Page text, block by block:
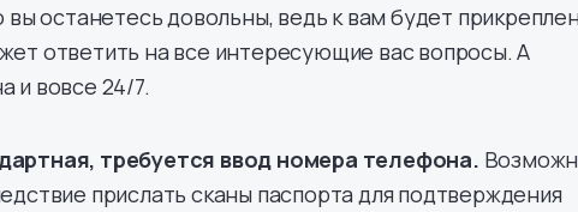
вы останетесь довольны, ведь к вам будет
ответить на все интересующие вас вопросы. А
и вовсе 24/7.
требуется ввод номера телефона.
прислать сканы паспорта для подтверждения